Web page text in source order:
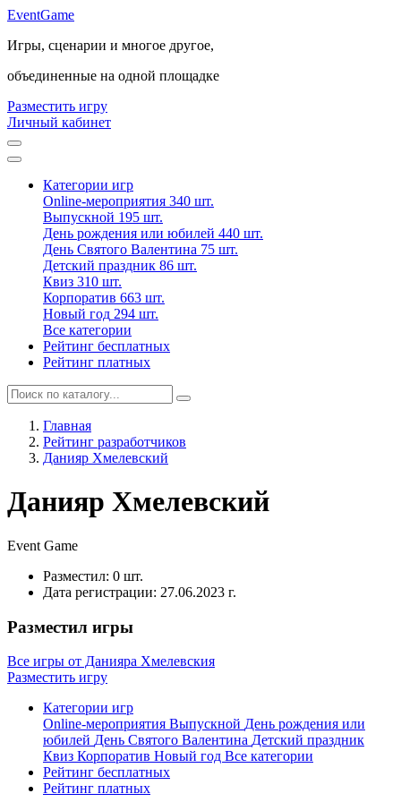
EventGame
Игры, сценарии и многое другое,
объединенные на одной площадке
Разместить игру
Личный кабинет
Категории игр
Online-мероприятия 340 шт.
Выпускной 195 шт.
День рождения или юбилей 440 шт.
День Святого Валентина 75 шт.
Детский праздник 86 шт.
Квиз 310 шт.
Корпоратив 663 шт.
Новый год 294 шт.
Все категории
Рейтинг бесплатных
Рейтинг платных
Главная
Рейтинг разработчиков
Данияр Хмелевский
Данияр Хмелевский
Event Game
Разместил: 0 шт.
Дата регистрации: 27.06.2023 г.
Разместил игры
Все игры от Данияра Хмелевския
Разместить игру
Категории игр
Online-мероприятия Выпускной День рождения или
юбилей День Святого Валентина Детский праздник
Квиз Корпоратив Новый год Все категории
Рейтинг бесплатных
Рейтинг платных